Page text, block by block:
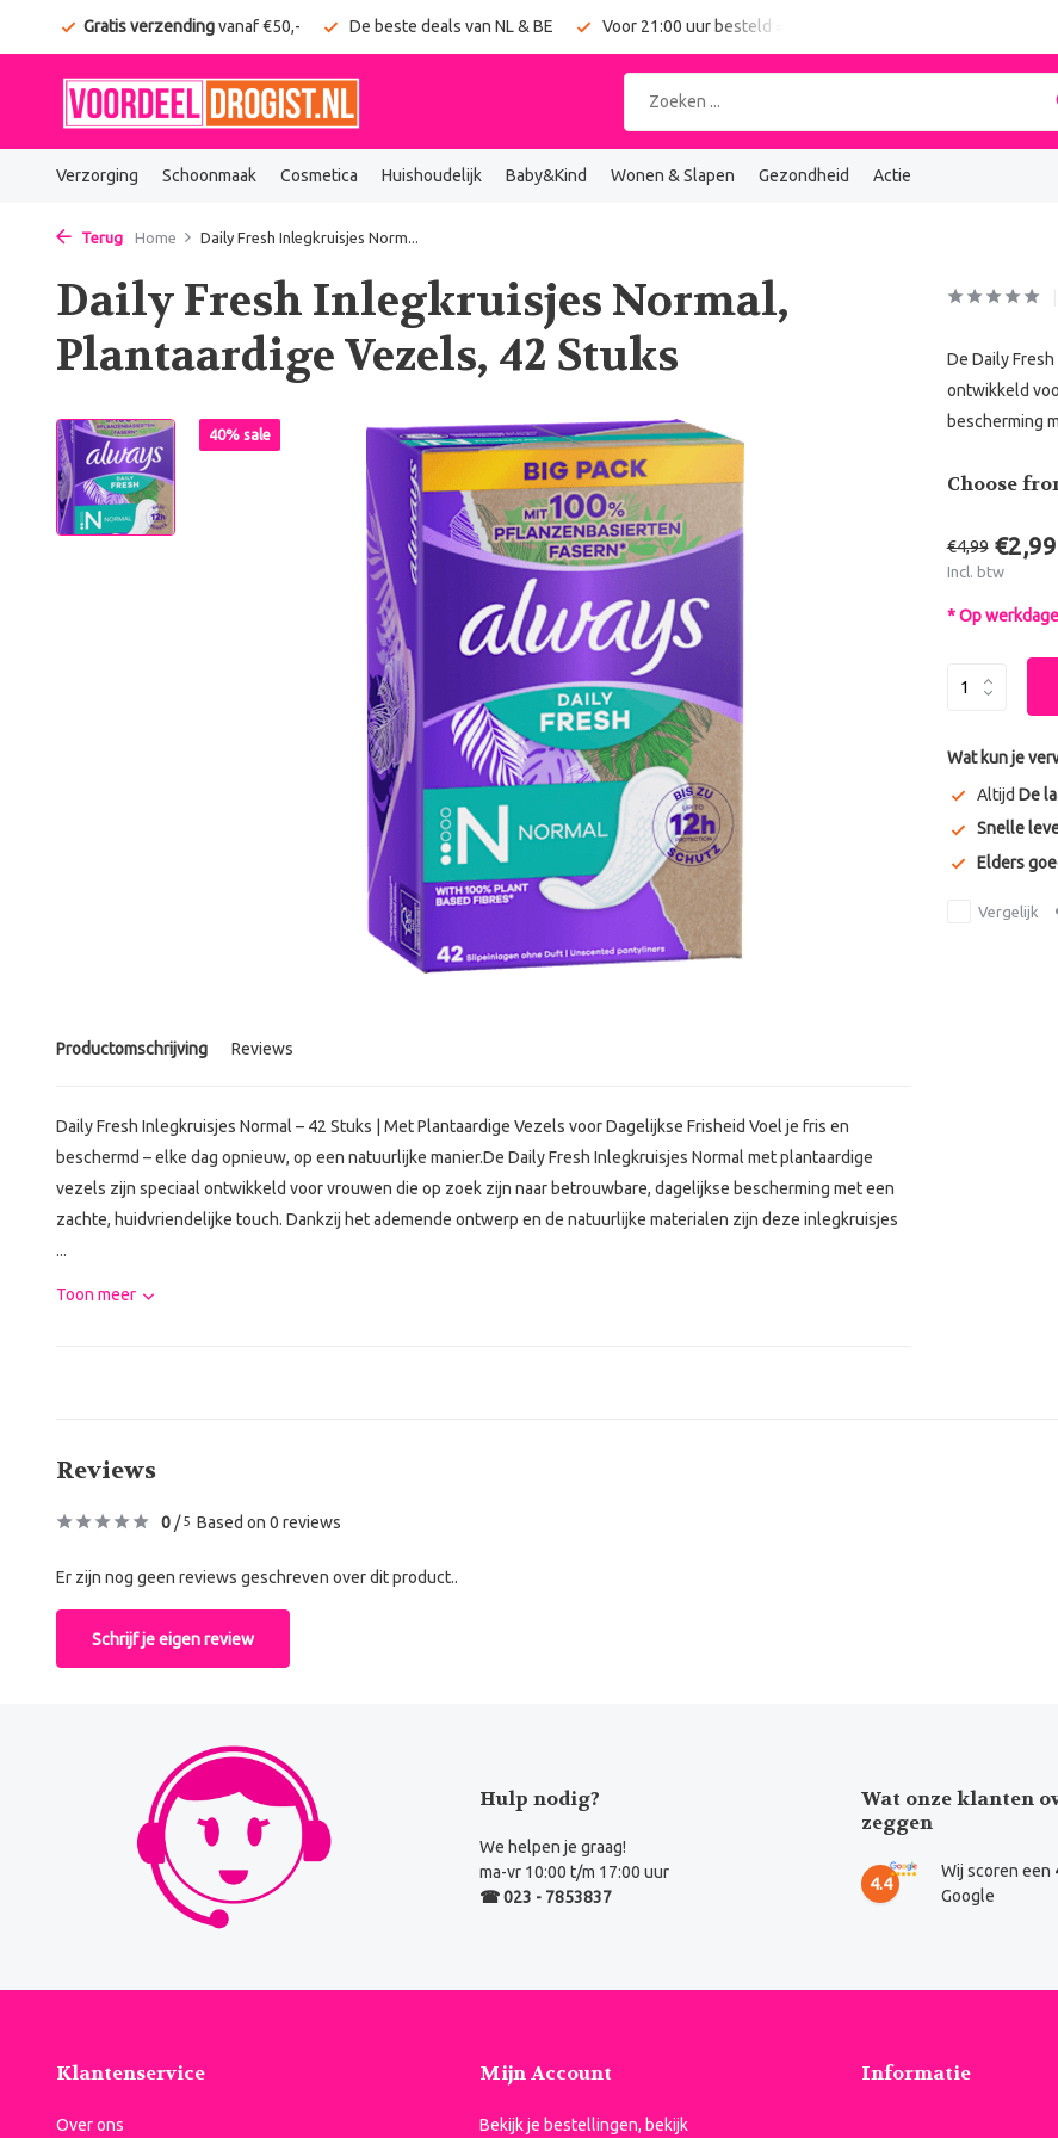
Gratis verzendingvanaf €50,- De beste deals van NL & BE Voor 21:00 uur besteld = vandaag verzonden
Verzorging Schoonmaak Cosmetica Huishoudelijk Baby&Kind Wonen & Slapen Gezondheid Actie
Terug Home Daily Fresh Inlegkruisjes Norm...
Daily Fresh Inlegkruisjes Normal,
Plantaardige Vezels, 42 Stuks
40% sale
Productomschrijving Reviews
Daily Fresh Inlegkruisjes Normal – 42 Stuks | Met Plantaardige Vezels voor Dagelijkse Frisheid Voel je fris en
beschermd – elke dag opnieuw, op een natuurlijke manier.De Daily Fresh Inlegkruisjes Normal met plantaardige
vezels zijn speciaal ontwikkeld voor vrouwen die op zoek zijn naar betrouwbare, dagelijkse bescherming met een
zachte, huidvriendelijke touch. Dankzij het ademende ontwerp en de natuurlijke materialen zijn deze inlegkruisjes
...
Toon meer
De Daily
ontwikkeld
bescherming
Choose
€4,99 €2,99
Incl. btw
* Op
Wat kun je
Altijd De
Snelle
Elders
Vergelijk
Reviews
0 /5 Based on 0 reviews
Er zijn nog geen reviews geschreven over dit product..
Schrijf je eigen review
Hulp nodig?
We helpen je graag!
ma-vr 10:00 t/m 17:00 uur
☎ 023 - 7853837
Wat onze klanten
zeggen
4.4
Wij scoren een
Google
Klantenservice
Over ons
Mijn Account
Bekijk je bestellingen, bekijk
Informatie